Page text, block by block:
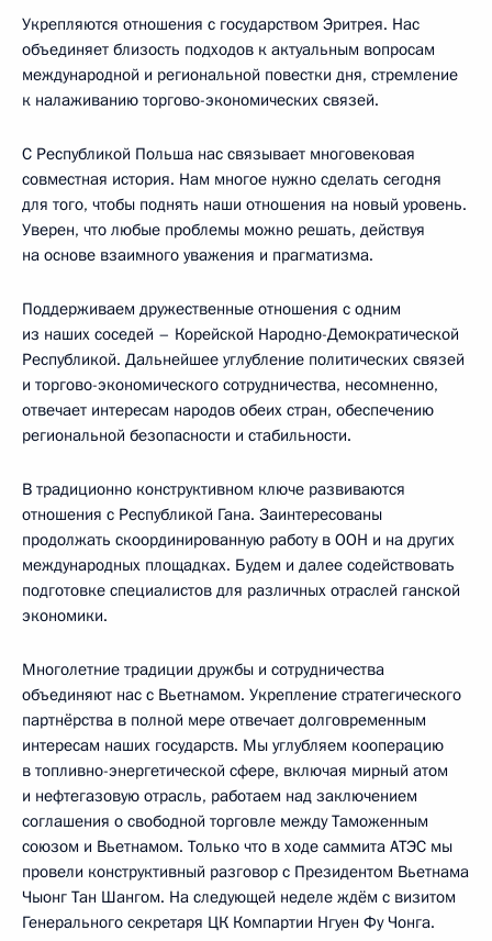
Укрепляются отношения с государством Эритрея. Нас
объединяет близость подходов к актуальным вопросам
международной и региональной повестки дня, стремление
к налаживанию торгово-экономических связей.
С Республикой Польша нас связывает многовековая
совместная история. Нам многое нужно сделать сегодня
для того, чтобы поднять наши отношения на новый уровень.
Уверен, что любые проблемы можно решать, действуя
на основе взаимного уважения и прагматизма.
Поддерживаем дружественные отношения с одним
из наших соседей – Корейской Народно-Демократической
Республикой. Дальнейшее углубление политических связей
и торгово-экономического сотрудничества, несомненно,
отвечает интересам народов обеих стран, обеспечению
региональной безопасности и стабильности.
В традиционно конструктивном ключе развиваются
отношения с Республикой Гана. Заинтересованы
продолжать скоординированную работу в ООН и на других
международных площадках. Будем и далее содействовать
подготовке специалистов для различных отраслей ганской
экономики.
Многолетние традиции дружбы и сотрудничества
объединяют нас с Вьетнамом. Укрепление стратегического
партнёрства в полной мере отвечает долговременным
интересам наших государств. Мы углубляем кооперацию
в топливно-энергетической сфере, включая мирный атом
и нефтегазовую отрасль, работаем над заключением
соглашения о свободной торговле между Таможенным
союзом и Вьетнамом. Только что в ходе саммита АТЭС мы
провели конструктивный разговор с Президентом Вьетнама
Чыонг Тан Шангом. На следующей неделе ждём с визитом
Генерального секретаря ЦК Компартии Нгуен Фу Чонга.